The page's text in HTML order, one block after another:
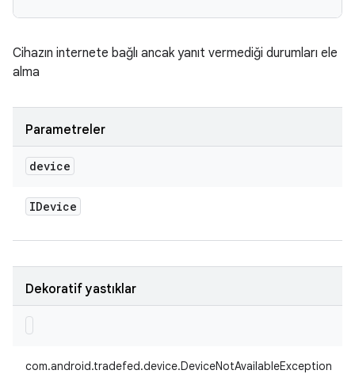
Cihazın internete bağlı ancak yanıt vermediği durumları ele
alma
Parametreler
device
IDevice
Dekoratif yastıklar
com.android.tradefed.device.DeviceNotAvailableException